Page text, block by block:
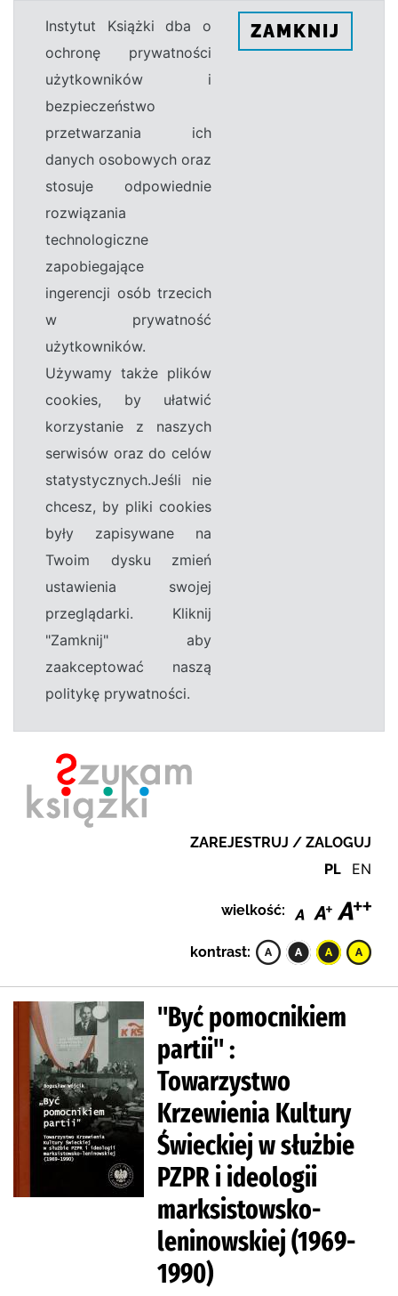
Instytut Książki dba o
ochronę prywatności
użytkowników i
bezpieczeństwo
przetwarzania ich
danych osobowych oraz
stosuje odpowiednie
rozwiązania
technologiczne
zapobiegające
ingerencji osób trzecich
w prywatność
użytkowników.
Używamy także plików
cookies, by ułatwić
korzystanie z naszych
serwisów oraz do celów
statystycznych.Jeśli nie
chcesz, by pliki cookies
były zapisywane na
Twoim dysku zmień
ustawienia swojej
przeglądarki. Kliknij
"Zamknij" aby
zaakceptować naszą
politykę prywatności.
ZAMKNIJ
ZAREJESTRUJ / ZALOGUJ
PL EN
wielkość:
kontrast:
"Być pomocnikiem
partii" :
Towarzystwo
Krzewienia Kultury
Świeckiej w służbie
PZPR i ideologii
marksistowsko-
leninowskiej (1969-
1990)